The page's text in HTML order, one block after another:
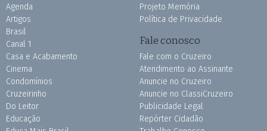
Agenda
Artigos
Brasil
Canal 1
Casa e Acabamento
Cinema
Condomínios
Cruzeirinho
Do Leitor
Educação
Projeto Memória
Política de Privacidade
Fale conosco
Fale com o Cruzeiro
Atendimento ao Assinante
Anuncie no Cruzeiro
Anuncie no ClassiCruzeiro
Publicidade Legal
Repórter Cidadão